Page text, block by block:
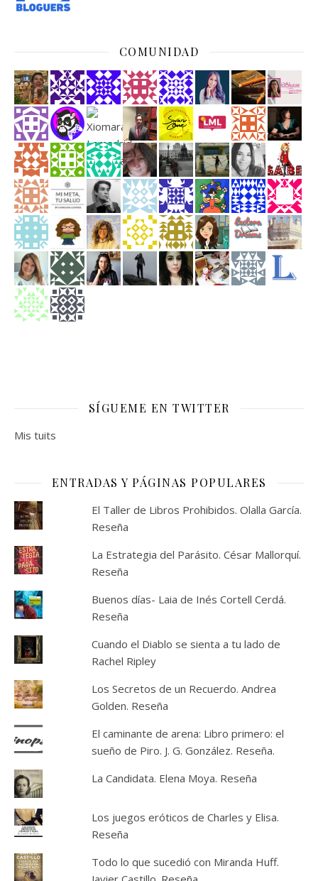
COMUNIDAD
SÍGUEME EN TWITTER
Mis tuits
ENTRADAS Y PÁGINAS POPULARES
El Taller de Libros Prohibidos. Olalla García.
Reseña
La Estrategia del Parásito. César Mallorquí.
Reseña
Buenos días- Laia de Inés Cortell Cerdá.
Reseña
Cuando el Diablo se sienta a tu lado de
Rachel Ripley
Los Secretos de un Recuerdo. Andrea
Golden. Reseña
El caminante de arena: Libro primero: el
sueño de Piro. J. G. González. Reseña.
La Candidata. Elena Moya. Reseña
Los juegos eróticos de Charles y Elisa.
Reseña
Todo lo que sucedió con Miranda Huff.